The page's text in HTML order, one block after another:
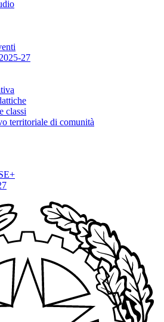
27
classi
territoriale di comunità